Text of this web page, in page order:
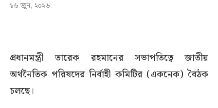
১৬ জুন, ২০২৬
প্রধানমন্ত্রী তারেক রহমানের সভাপতিত্বে জাতীয়
অর্থনৈতিক পরিষদের নির্বাহী কমিটির (একনেক) বৈঠক
চলছে।